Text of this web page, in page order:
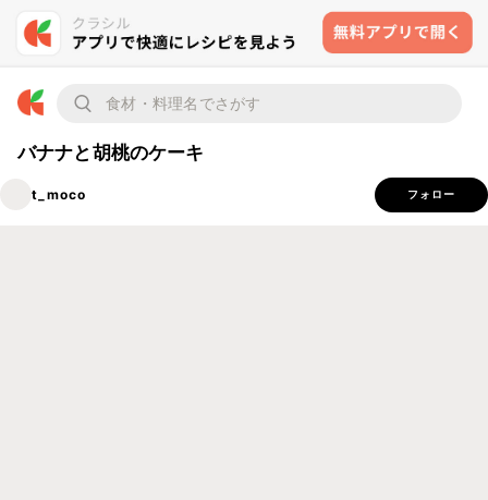
バナナと胡桃のケーキ
t_moco フォロー